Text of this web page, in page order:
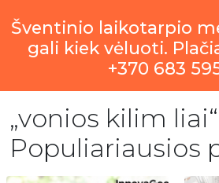
Šventinio laikotarpio
gali kiek vėluoti.
+370 683
„vonios kilim
Populiariausios